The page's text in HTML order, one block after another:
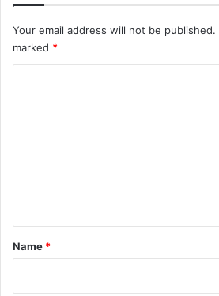
Your email address will not be published.
marked *
*
Name *